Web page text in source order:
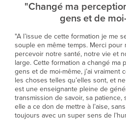
"Changé ma
gens et de
"A l’issue de cette formation je me
souple en même temps. Merci pour
percevoir notre santé, notre vie et
large. Cette formation a changé ma
gens et de moi-même, j’ai vraiment
les choses telles qu’elles sont, et
est une enseignante pleine de
transmission de savoir, sa patience,
elle a ce don de mettre à l’aise,
toujours avec un super sens de